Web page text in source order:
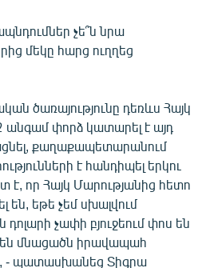
չե՞ն նրա
մեկը հարց ուղղեց
ծառայությունը դեռևս Հայկ
փորձ կատարել է այդ
քաղաքապետարանում
է հանդիպել երկու
որ Հայկ Մարությանից հետո
են, եթե չեմ սխալվում
չափի բյուջեում փոս են
մնացածն իրավապահ
- պատասխանեց Տիգրա